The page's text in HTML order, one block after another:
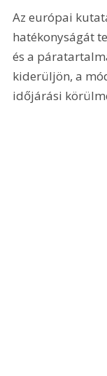
Az európai
hatékonyságát
és a
kiderüljön, a
időjárási